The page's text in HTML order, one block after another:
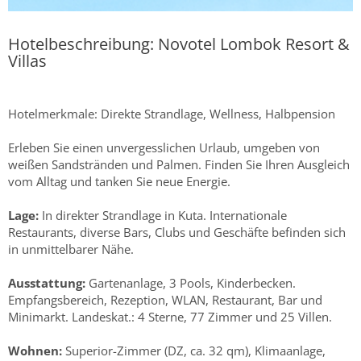
Hotelbeschreibung: Novotel Lombok Resort &
Villas
Hotelmerkmale: Direkte Strandlage, Wellness, Halbpension
Erleben Sie einen unvergesslichen Urlaub, umgeben von
weißen Sandstränden und Palmen. Finden Sie Ihren Ausgleich
vom Alltag und tanken Sie neue Energie.
Lage: In direkter Strandlage in Kuta. Internationale
Restaurants, diverse Bars, Clubs und Geschäfte befinden sich
in unmittelbarer Nähe.
Ausstattung: Gartenanlage, 3 Pools, Kinderbecken.
Empfangsbereich, Rezeption, WLAN, Restaurant, Bar und
Minimarkt. Landeskat.: 4 Sterne, 77 Zimmer und 25 Villen.
Wohnen: Superior-Zimmer (DZ, ca. 32 qm), Klimaanlage,